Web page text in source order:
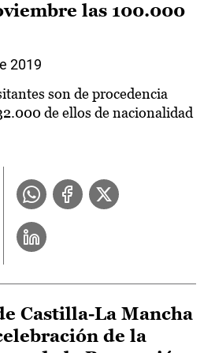
las 100.000
2019
son de procedencia
de ellos de nacionalidad
Castilla-La Mancha
de la